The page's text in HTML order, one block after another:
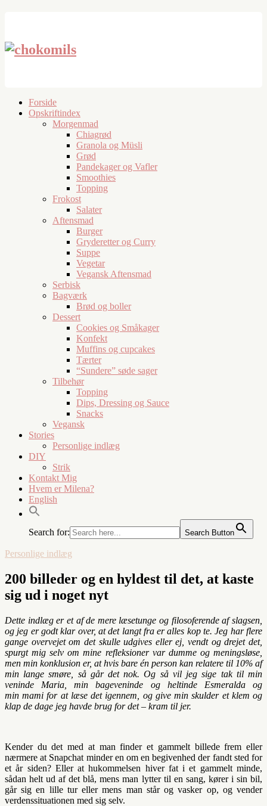
Forside
Opskriftindex
Morgenmad
Chiagrød
Granola og Müsli
Grød
Pandekager og Vafler
Smoothies
Topping
Frokost
Salater
Aftensmad
Burger
Gryderetter og Curry
Suppe
Vegetar
Vegansk Aftensmad
Serbisk
Bagværk
Brød og boller
Dessert
Cookies og Småkager
Konfekt
Muffins og cupcakes
Tærter
“Sundere” søde sager
Tilbehør
Topping
Dips, Dressing og Sauce
Snacks
Vegansk
Stories
Personlige indlæg
DIY
Strik
Kontakt Mig
Hvem er Milena?
English
Search for: Search Button
Personlige indlæg
200 billeder og en hyldest til det, at kaste
sig ud i noget nyt
Dette indlæg er et af de mere læsetunge og filosoferende af slagsen,
og jeg er godt klar over, at det langt fra er alles kop te. Jeg har flere
gange overvejet om det skulle udgives eller ej, vendt og drejet det,
spurgt mig selv om mine refleksioner var dumme og meningsløse,
men min konklusion er, at hvis bare én person kan relatere til 10% af
min lange smøre, så går det nok. Og så vil jeg sige tak til min
veninde Maria, min bageveninde og heltinde Esmeralda og
min mami for at læse det igennem, og give min skulder et klem og
klap de dage jeg havde brug for det – kram til jer.
Kender du det med at man finder et gammelt billede frem eller
nærmere at Snapchat minder en om en begivenhed der fandt sted for
et år siden? Eller at hukommelsen hiver fat i et gammelt minde,
sådan helt ud af det blå, mens man lytter til en sang, kører i sin bil,
går sig en lille tur eller mens man står og vasker op, og vender
verdenssituationen med sig selv.